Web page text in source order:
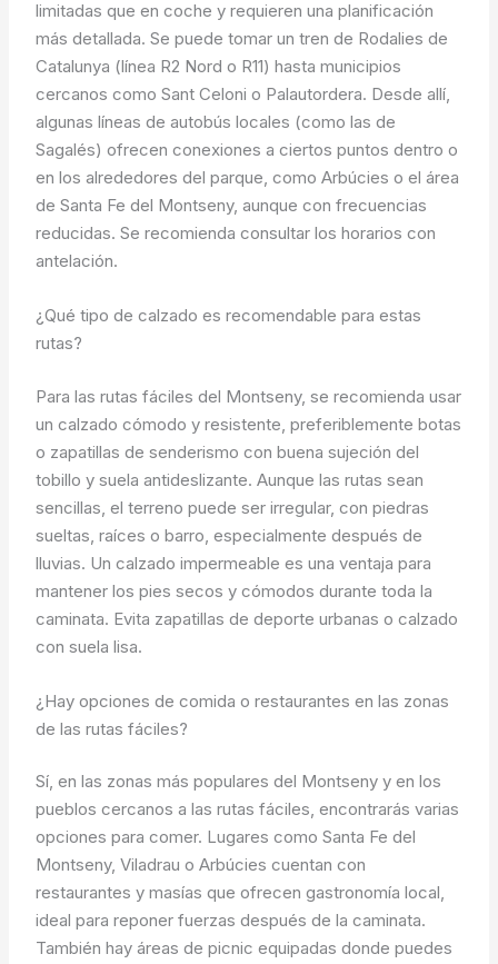
limitadas que en coche y requieren una planificación
más detallada. Se puede tomar un tren de Rodalies de
Catalunya (línea R2 Nord o R11) hasta municipios
cercanos como Sant Celoni o Palautordera. Desde allí,
algunas líneas de autobús locales (como las de
Sagalés) ofrecen conexiones a ciertos puntos dentro o
en los alrededores del parque, como Arbúcies o el área
de Santa Fe del Montseny, aunque con frecuencias
reducidas. Se recomienda consultar los horarios con
antelación.
¿Qué tipo de calzado es recomendable para estas
rutas?
Para las rutas fáciles del Montseny, se recomienda usar
un calzado cómodo y resistente, preferiblemente botas
o zapatillas de senderismo con buena sujeción del
tobillo y suela antideslizante. Aunque las rutas sean
sencillas, el terreno puede ser irregular, con piedras
sueltas, raíces o barro, especialmente después de
lluvias. Un calzado impermeable es una ventaja para
mantener los pies secos y cómodos durante toda la
caminata. Evita zapatillas de deporte urbanas o calzado
con suela lisa.
¿Hay opciones de comida o restaurantes en las zonas
de las rutas fáciles?
Sí, en las zonas más populares del Montseny y en los
pueblos cercanos a las rutas fáciles, encontrarás varias
opciones para comer. Lugares como Santa Fe del
Montseny, Viladrau o Arbúcies cuentan con
restaurantes y masías que ofrecen gastronomía local,
ideal para reponer fuerzas después de la caminata.
También hay áreas de picnic equipadas donde puedes